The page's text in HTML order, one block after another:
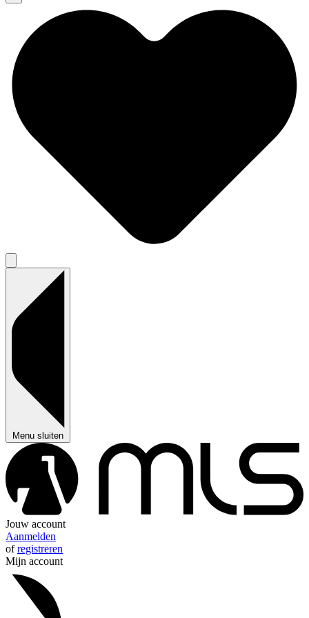
Menu sluiten
Jouw account
Aanmelden
ofregistreren
Mijn account